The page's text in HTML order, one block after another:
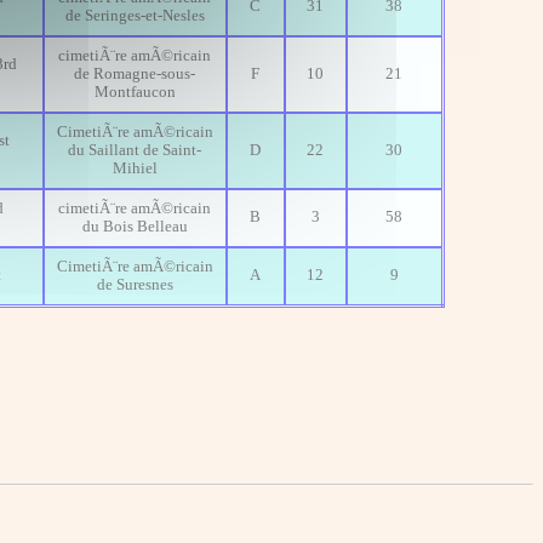
de Seringes-et-Nesles
C 31 38
cimetiÃ¨re amÃ©ricain
de Romagne-sous-
Montfaucon
F 10 21
CimetiÃ¨re amÃ©ricain
du Saillant de Saint-
Mihiel
D 22 30
cimetiÃ¨re amÃ©ricain
du Bois Belleau
B 3 58
CimetiÃ¨re amÃ©ricain
de Suresnes
A 12 9